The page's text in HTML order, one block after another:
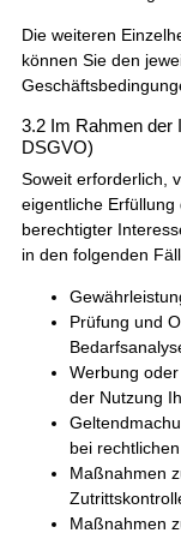
Die weiteren
können Sie den
3.2 Im Rahmen der
DSGVO)
Soweit erforderlich,
eigentliche Erfüllung
berechtigter
in den folgenden
Prüfung und
Werbung
der Nutzung
bei
Maßnahmen
Maßnahmen